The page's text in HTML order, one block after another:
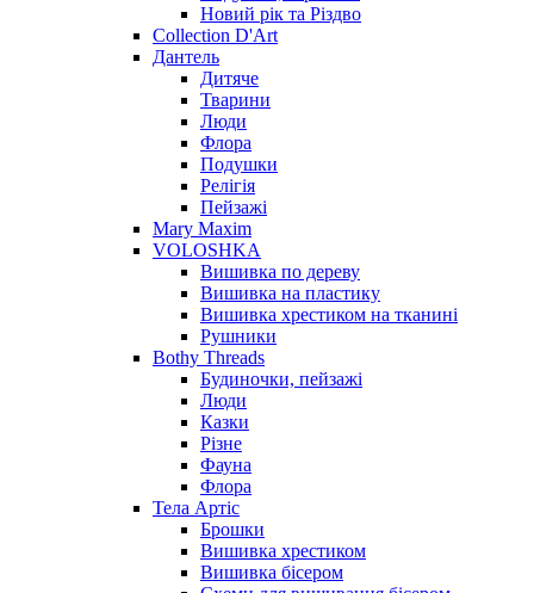
Новий рік та Різдво
Collection D'Art
Дантель
Дитяче
Тварини
Люди
Флора
Подушки
Релігія
Пейзажі
Mary Maxim
VOLOSHKA
Вишивка по дереву
Вишивка на пластику
Вишивка хрестиком на тканині
Рушники
Bothy Threads
Будиночки, пейзажі
Люди
Казки
Різне
Фауна
Флора
Тела Артіс
Брошки
Вишивка хрестиком
Вишивка бісером